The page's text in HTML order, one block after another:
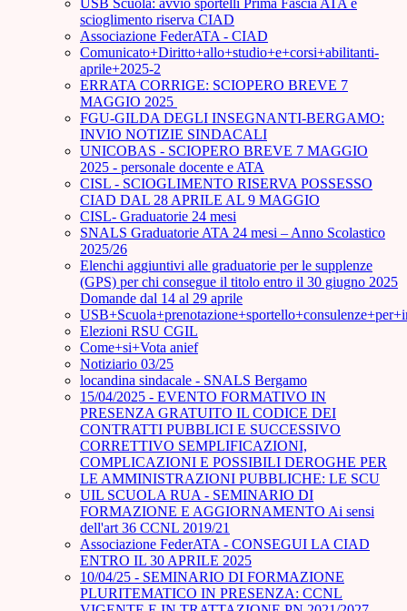
USB Scuola: avvio sportelli Prima Fascia ATA e
scioglimento riserva CIAD
Associazione FederATA - CIAD
Comunicato+Diritto+allo+studio+e+corsi+abilitanti-
aprile+2025-2
ERRATA CORRIGE: SCIOPERO BREVE 7
MAGGIO 2025
FGU-GILDA DEGLI INSEGNANTI-BERGAMO:
INVIO NOTIZIE SINDACALI
UNICOBAS - SCIOPERO BREVE 7 MAGGIO
2025 - personale docente e ATA
CISL - SCIOGLIMENTO RISERVA POSSESSO
CIAD DAL 28 APRILE AL 9 MAGGIO
CISL- Graduatorie 24 mesi
SNALS Graduatorie ATA 24 mesi – Anno Scolastico
2025/26
Elenchi aggiuntivi alle graduatorie per le supplenze
(GPS) per chi consegue il titolo entro il 30 giugno 2025
Domande dal 14 al 29 aprile
Elezioni RSU CGIL
Come+si+Vota anief
Notiziario 03/25
locandina sindacale - SNALS Bergamo
15/04/2025 - EVENTO FORMATIVO IN
PRESENZA GRATUITO IL CODICE DEI
CONTRATTI PUBBLICI E SUCCESSIVO
CORRETTIVO SEMPLIFICAZIONI,
COMPLICAZIONI E POSSIBILI DEROGHE PER
LE AMMINISTRAZIONI PUBBLICHE: LE SCU
UIL SCUOLA RUA - SEMINARIO DI
FORMAZIONE E AGGIORNAMENTO Ai sensi
dell'art 36 CCNL 2019/21
Associazione FederATA - CONSEGUI LA CIAD
ENTRO IL 30 APRILE 2025
10/04/25 - SEMINARIO DI FORMAZIONE
PLURITEMATICO IN PRESENZA: CCNL